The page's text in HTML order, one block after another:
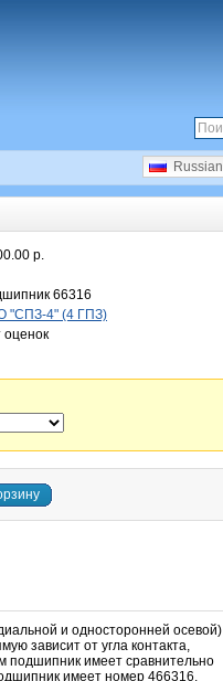
Russian
р.
66316
"СПЗ-4" (4 ГПЗ)
оценок
и односторонней осевой)
зависит от угла контакта,
подшипник имеет сравнительно
имеет номер 466316.